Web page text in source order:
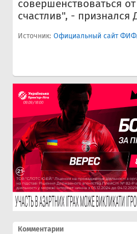
совершенствоваться
счастлив", - признался
Источник: Официальный сайт
Комментарии